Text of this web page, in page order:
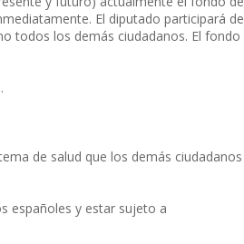
El diputado participará de
todos los demás ciudadanos. El fondo
de salud que los demás ciudadanos
españoles y estar sujeto a